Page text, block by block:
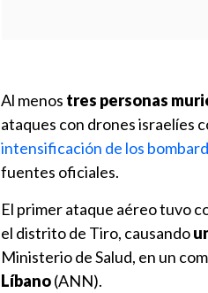
Al menos tres personas
ataques con drones israelíes
intensificación de los
fuentes oficiales.
El primer ataque aéreo tuvo
el distrito de Tiro, causando
Ministerio de Salud, en un
Líbano(ANN).